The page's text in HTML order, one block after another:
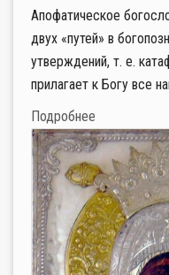
Апофатическое
двух «путей» в
утверждений, т. е.
прилагает к Богу все
Подробнее